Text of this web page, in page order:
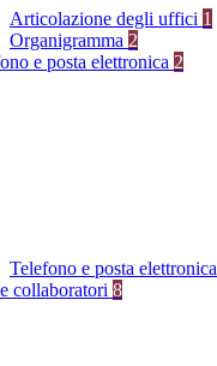
Articolazione degli uffici 1
Organigramma 2
e posta elettronica 2
Telefono e posta elettronica
collaboratori 8